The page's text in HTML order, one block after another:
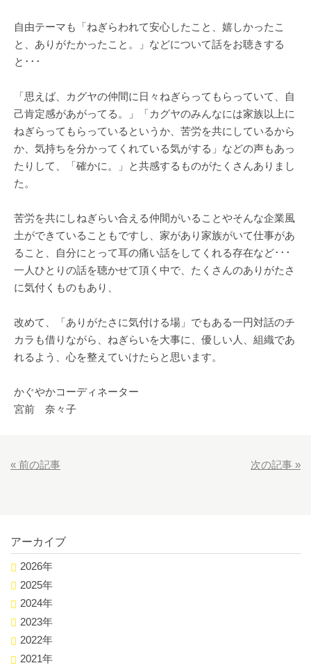
自由テーマも「ねぎらわれて安心したこと、嬉しかったこ
と、ありがたかったこと。」などについて話をお聴きする
と･･･
「思えば、カグヤの仲間に日々ねぎらってもらっていて、自
己肯定感があがってる。」「カグヤのみんなには家族以上に
ねぎらってもらっているというか、苦労を共にしているから
か、気持ちを分かってくれている気がする」などの声もあっ
たりして、「確かに。」と共感するものがたくさんありまし
た。
苦労を共にしねぎらい合える仲間がいることやそんな企業風
土ができていることもですし、家があり家族がいて仕事があ
ること、自分にとって耳の痛い話をしてくれる存在など･･･
一人ひとりの話を聴かせて頂く中で、たくさんのありがたさ
に気付くものもあり、
改めて、「ありがたさに気付ける場」でもある一円対話のチ
カラも借りながら、ねぎらいを大事に、優しい人、組織であ
れるよう、心を整えていけたらと思います。
かぐやかコーディネーター
宮前 奈々子
« 前の記事 次の記事 »
アーカイブ
2026年
2025年
2024年
2023年
2022年
2021年